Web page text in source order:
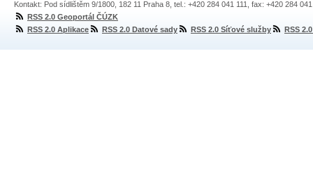
Kontakt: Pod sídlištěm 9/1800, 182 11 Praha 8, tel.: +420 284 041 111, fax: +420 284
RSS 2.0 Geoportál ČÚZK
RSS 2.0 Aplikace
RSS 2.0 Datové sady RSS 2.0 Síťové služby RSS